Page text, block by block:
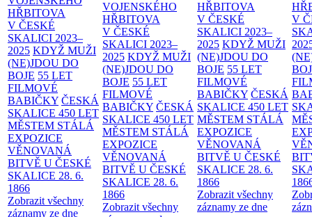
HŘBITOVA
V ČESKÉ
SKALICI 2023–
2025 KDYŽ MUŽI
(NE)JDOU DO
BOJE 55 LET
FILMOVÉ
BABIČKY ČESKÁ
SKALICE 450 LET
MĚSTEM STÁLÁ
EXPOZICE
VĚNOVANÁ
BITVĚ U ČESKÉ
SKALICE 28. 6.
1866
Zobrazit všechny
záznamy ze dne
VOJENSKÉHO
HŘBITOVA
V ČESKÉ
SKALICI 2023–
2025 KDYŽ MUŽI
(NE)JDOU DO
BOJE 55 LET
FILMOVÉ
BABIČKY ČESKÁ
SKALICE 450 LET
MĚSTEM STÁLÁ
EXPOZICE
VĚNOVANÁ
BITVĚ U ČESKÉ
SKALICE 28. 6.
1866
Zobrazit všechny
HŘBITOVA
V ČESKÉ
SKALICI 2023–
2025 KDYŽ MUŽI
(NE)JDOU DO
BOJE 55 LET
FILMOVÉ
BABIČKY ČESKÁ
SKALICE 450 LET
MĚSTEM STÁLÁ
EXPOZICE
VĚNOVANÁ
BITVĚ U ČESKÉ
SKALICE 28. 6.
1866
Zobrazit všechny
záznamy ze dne
V